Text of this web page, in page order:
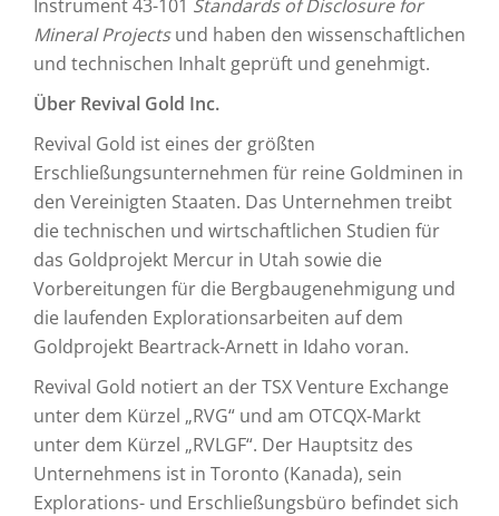
Instrument 43-101 Standards of Disclosure for
Mineral Projectsund haben den wissenschaftlichen
und technischen Inhalt geprüft und genehmigt.
Über Revival Gold Inc.
Revival Gold ist eines der größten
Erschließungsunternehmen für reine Goldminen in
den Vereinigten Staaten. Das Unternehmen treibt
die technischen und wirtschaftlichen Studien für
das Goldprojekt Mercur in Utah sowie die
Vorbereitungen für die Bergbaugenehmigung und
die laufenden Explorationsarbeiten auf dem
Goldprojekt Beartrack-Arnett in Idaho voran.
Revival Gold notiert an der TSX Venture Exchange
unter dem Kürzel „RVG“ und am OTCQX-Markt
unter dem Kürzel „RVLGF“. Der Hauptsitz des
Unternehmens ist in Toronto (Kanada), sein
Explorations- und Erschließungsbüro befindet sich